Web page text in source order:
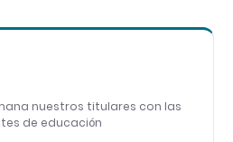
nuestros titulares con las
de educación